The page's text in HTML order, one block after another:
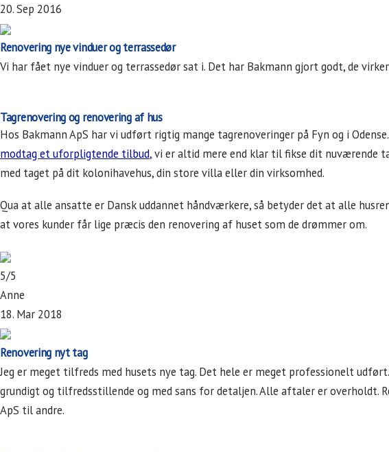
20. Sep 2016
Renovering nye vinduer og terrassedør
Vi har fået nye vinduer og terrassedør sat i. Det har Bakmann gjort godt, de
Tagrenovering og renovering af hus
Hos Bakmann ApS har vi udført rigtig mange tagrenoveringer på Fyn og i
modtag et uforpligtende tilbud, vi er altid mere end klar til fikse dit nuværende
med taget på dit kolonihavehus, din store villa eller din virksomhed.
Qua at alle ansatte er Dansk uddannet håndværkere, så betyder det at alle
at vores kunder får lige præcis den renovering af huset som de drømmer om.
5/5
Anne
18. Mar 2018
Renovering nyt tag
Jeg er meget tilfreds med husets nye tag. Det hele er meget professionelt
grundigt og tilfredsstillende og med sans for detaljen. Alle aftaler er overholdt.
ApS til andre.